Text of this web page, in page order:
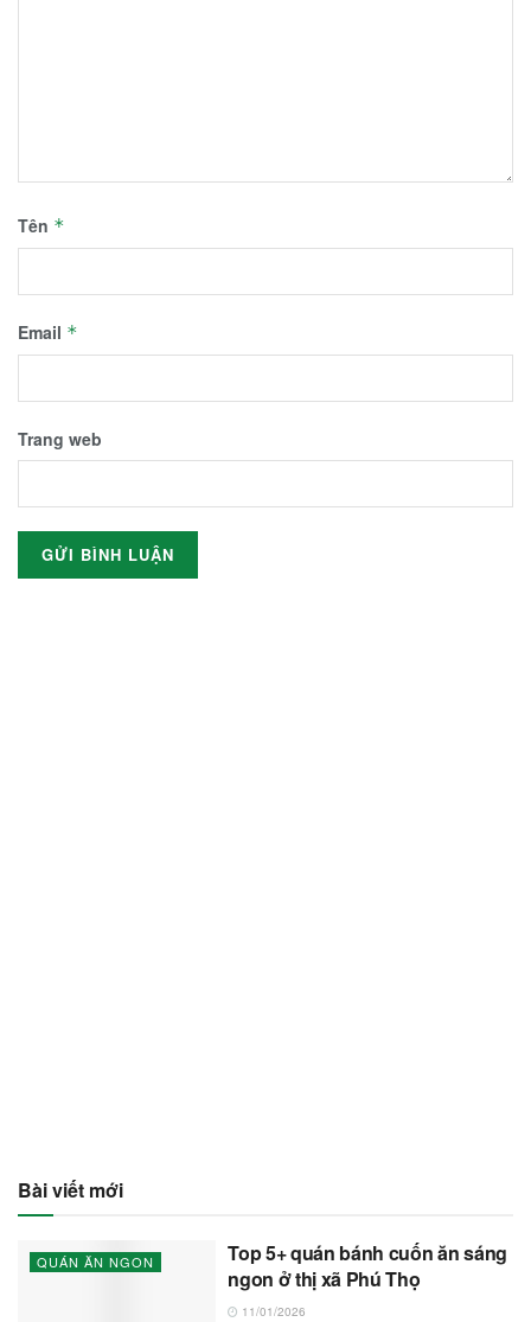
Tên *
Email *
Trang web
Bài viết mới
QUÁN ĂN NGON
Top 5+ quán bánh cuốn ăn sáng
ngon ở thị xã Phú Thọ
11/01/2026